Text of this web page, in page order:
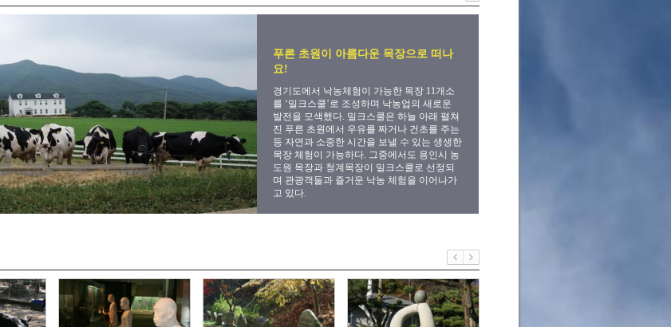
푸른 초원이 아름다운 목장으로 떠나
요!
경기도에서 낙농체험이 가능한 목장 11개소
를 ‘밀크스쿨’로 조성하며 낙농업의 새로운
발전을 모색했다. 밀크스쿨은 하늘 아래 펼쳐
진 푸른 초원에서 우유를 짜거나 건초를 주는
등 자연과 소중한 시간을 보낼 수 있는 생생한
목장 체험이 가능하다. 그중에서도 용인시 농
도원 목장과 청계목장이 밀크스쿨로 선정되
며 관광객들과 즐거운 낙농 체험을 이어나가
고 있다.